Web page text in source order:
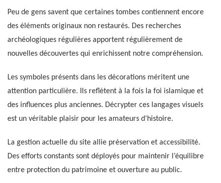
Peu de gens savent que certaines tombes contiennent encore
des éléments originaux non restaurés. Des recherches
archéologiques régulières apportent régulièrement de
nouvelles découvertes qui enrichissent notre compréhension.
Les symboles présents dans les décorations méritent une
attention particulière. Ils reflètent à la fois la foi islamique et
des influences plus anciennes. Décrypter ces langages visuels
est un véritable plaisir pour les amateurs d’histoire.
La gestion actuelle du site allie préservation et accessibilité.
Des efforts constants sont déployés pour maintenir l’équilibre
entre protection du patrimoine et ouverture au public.